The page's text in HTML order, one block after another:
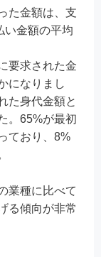
た金額は、支
い金額の平均
要求された金
になりまし
た身代金額と
。65%が最初
ており、8%
業種に比べて
る傾向が非常